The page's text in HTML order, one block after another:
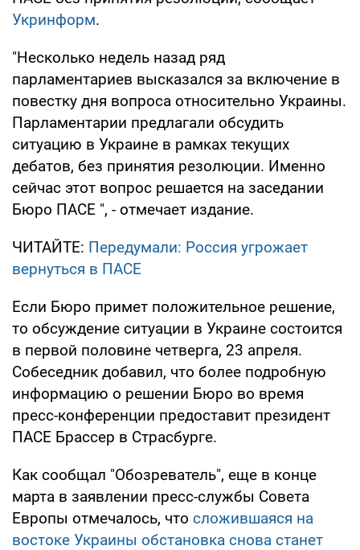
Укринформ.
"Несколько недель назад ряд
парламентариев высказался за включение в
повестку дня вопроса относительно Украины.
Парламентарии предлагали обсудить
ситуацию в Украине в рамках текущих
дебатов, без принятия резолюции. Именно
сейчас этот вопрос решается на заседании
Бюро ПАСЕ ", - отмечает издание.
ЧИТАЙТЕ: Передумали: Россия угрожает
вернуться в ПАСЕ
Если Бюро примет положительное решение,
то обсуждение ситуации в Украине состоится
в первой половине четверга, 23 апреля.
Собеседник добавил, что более подробную
информацию о решении Бюро во время
пресс-конференции предоставит президент
ПАСЕ Брассер в Страсбурге.
Как сообщал "Обозреватель", еще в конце
марта в заявлении пресс-службы Совета
Европы отмечалось, что сложившаяся на
востоке Украины обстановка снова станет